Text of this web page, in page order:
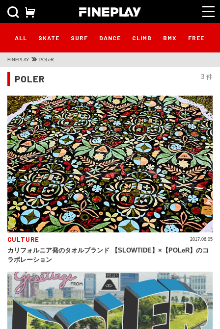
ALL SKATE SURF DANCE CLIMB BMX
FINEPLAY POLeR
3 件
POLER
CULTURE
カリフォルニア発のタオルブランド 【SLOWTIDE】×【POLeR】のコ
ラボレーション
2017.06.05